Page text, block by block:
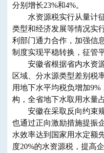
分别增长23%和4%。
水资源税实行从量计征
类型和经济发展等情况实
利部门通力合作，加强信
制度实现平稳转换，征管
安徽省根据省内水资源
区域、分水源类型差别税
用地下水平均税负增加
构，全省地下水取用水量
安徽在采取反向约束规
也通过正向激励措施提振
水效率达到国家用水定额
度20%的水资源税，提高